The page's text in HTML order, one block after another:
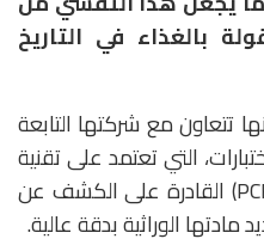
بالغذاء في التاريخ
تتعاون مع شركتها التابعة
التي تعتمد على تقنية
تفاعل البوليميراز المتسلسل (PCR) القادرة على الكشف عن
الوراثية بدقة عالية.